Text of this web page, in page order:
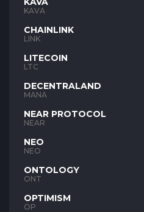
KAVA
CHAINLINK
LINK
LITECOIN
LTC
DECENTRALAND
MANA
NEAR PROTOCOL
NEAR
NEO
NEO
ONTOLOGY
ONT
OPTIMISM
OP